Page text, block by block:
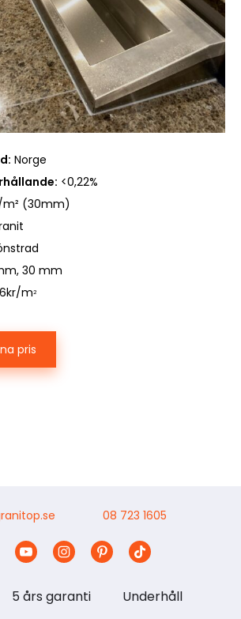
Norge
<0,22%
(30mm)
30 mm
m2
pris
08 723 1605
5 års garanti
Underhåll